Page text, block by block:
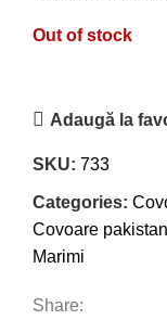
Out of stock
Adaugă la
SKU: 733
Categories:
Covoare
Marimi
Share: